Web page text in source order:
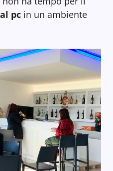
pc in un ambiente